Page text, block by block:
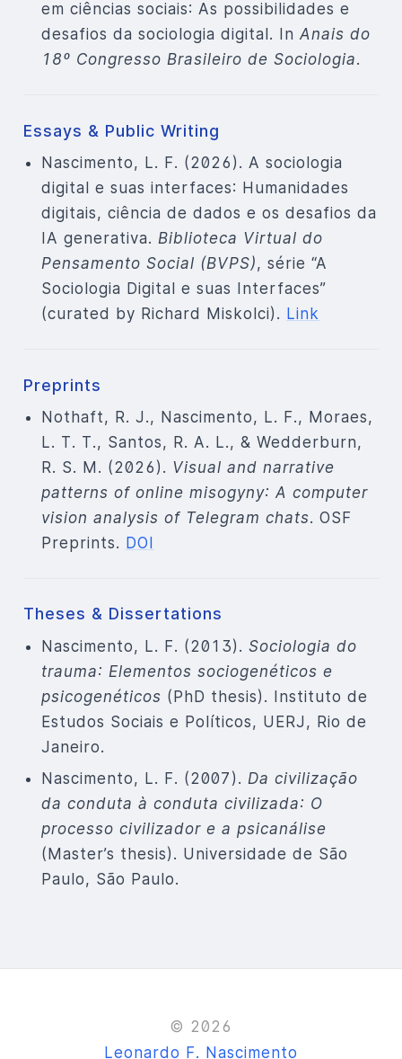
em ciências sociais: As possibilidades e
desafios da sociologia digital. InAnais do
18º Congresso Brasileiro de Sociologia.
Essays & Public Writing
Nascimento, L. F. (2026). A sociologia
digital e suas interfaces: Humanidades
digitais, ciência de dados e os desafios da
IA generativa. Biblioteca Virtual do
Pensamento Social (BVPS), série “A
Sociologia Digital e suas Interfaces”
(curated by Richard Miskolci). Link
Preprints
Nothaft, R. J., Nascimento, L. F., Moraes,
L. T. T., Santos, R. A. L., & Wedderburn,
R. S. M. (2026). Visual and narrative
patterns of online misogyny: A computer
vision analysis of Telegram chats. OSF
Preprints. DOI
Theses & Dissertations
Nascimento, L. F. (2013).Sociologia do
trauma: Elementos sociogenéticos e
psicogenéticos (PhD thesis). Instituto de
Estudos Sociais e Políticos, UERJ, Rio de
Janeiro.
Nascimento, L. F. (2007).Da civilização
da conduta à conduta civilizada: O
processo civilizador e a psicanálise
(Master’s thesis). Universidade de São
Paulo, São Paulo.
© 2026
Leonardo F. Nascimento